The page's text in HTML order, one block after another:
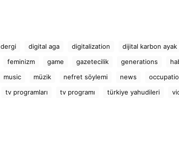
dergi digital aga digitalization dijital karbon ayak
feminizm game gazetecilik generations
music müzik nefret söylemi news
tv programları tv programı türkiye yahudileri